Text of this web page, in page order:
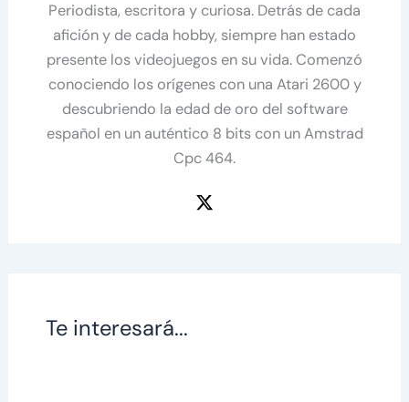
Periodista, escritora y curiosa. Detrás de cada
afición y de cada hobby, siempre han estado
presente los videojuegos en su vida. Comenzó
conociendo los orígenes con una Atari 2600 y
descubriendo la edad de oro del software
español en un auténtico 8 bits con un Amstrad
Cpc 464.
Te interesará...